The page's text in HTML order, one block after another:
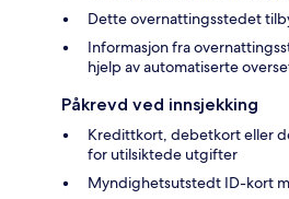
Dette overnattingsstedet
Informasjon fra
hjelp av automatiserte
Påkrevd ved innsjekking
Kredittkort, debetkort eller
for utilsiktede utgifter
Myndighetsutstedt ID-kort